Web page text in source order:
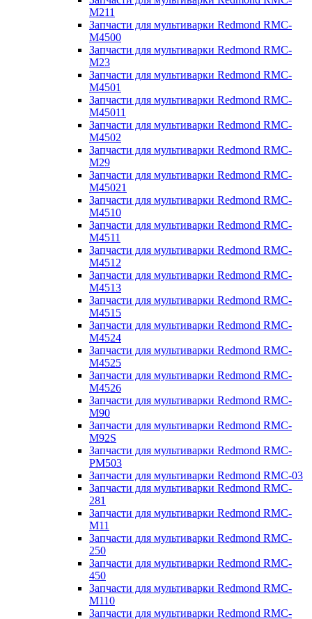
M211
Запчасти для мультиварки Redmond RMC-
M4500
Запчасти для мультиварки Redmond RMC-
M23
Запчасти для мультиварки Redmond RMC-
M4501
Запчасти для мультиварки Redmond RMC-
M45011
Запчасти для мультиварки Redmond RMC-
M4502
Запчасти для мультиварки Redmond RMC-
M29
Запчасти для мультиварки Redmond RMC-
M45021
Запчасти для мультиварки Redmond RMC-
M4510
Запчасти для мультиварки Redmond RMC-
M4511
Запчасти для мультиварки Redmond RMC-
M4512
Запчасти для мультиварки Redmond RMC-
M4513
Запчасти для мультиварки Redmond RMC-
M4515
Запчасти для мультиварки Redmond RMC-
M4524
Запчасти для мультиварки Redmond RMC-
M4525
Запчасти для мультиварки Redmond RMC-
M4526
Запчасти для мультиварки Redmond RMC-
M90
Запчасти для мультиварки Redmond RMC-
M92S
Запчасти для мультиварки Redmond RMC-
PM503
Запчасти для мультиварки Redmond RMC-03
Запчасти для мультиварки Redmond RMC-
281
Запчасти для мультиварки Redmond RMC-
M11
Запчасти для мультиварки Redmond RMC-
250
Запчасти для мультиварки Redmond RMC-
450
Запчасти для мультиварки Redmond RMC-
M110
Запчасти для мультиварки Redmond RMC-